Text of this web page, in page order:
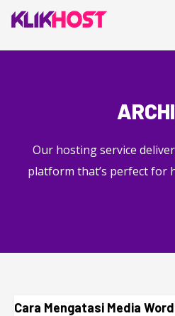
Our hosting service
platform that’s perfect for
Cara Mengatasi Media